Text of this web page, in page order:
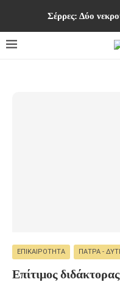
Σέρρες: Δύο
ΕΠΙΚΑΙΡΌΤΗΤΑ ΠΆΤΡΑ -
Επίτιμος